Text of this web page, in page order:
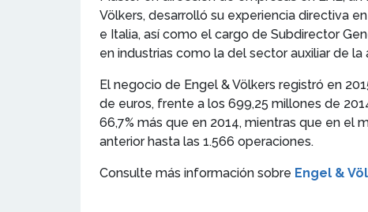
Völkers, desarrolló su experiencia directiva
e Italia, así como el cargo de Subdirector
en industrias como la del sector auxiliar de
El negocio de Engel & Völkers registró en
de euros, frente a los 699,25 millones de
66,7% más que en 2014, mientras que en el
anterior hasta las 1.566 operaciones.
Consulte más información sobre Engel &